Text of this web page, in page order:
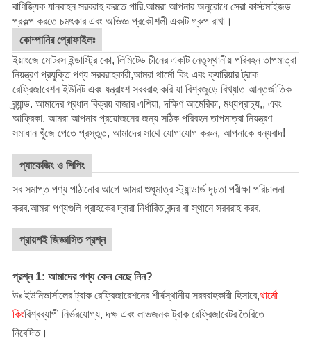
বাণিজ্যিক যানবাহন সরবরাহ করতে পারি.আমরা আপনার অনুরোধে সেরা কাস্টমাইজড
প্রকল্প করতে চমৎকার এবং অভিজ্ঞ প্রকৌশলী একটি গ্রুপ রাখা।
কোম্পানির প্রোফাইলঃ
ইয়াংজে মোটরস ইন্ডাস্ট্রি কো, লিমিটেড চীনের একটি নেতৃস্থানীয় পরিবহন তাপমাত্রা
নিয়ন্ত্রণ প্রযুক্তি পণ্য সরবরাহকারী,আমরা থার্মো কিং এবং ক্যারিয়ার ট্রাক
রেফ্রিজারেশন ইউনিট এবং যন্ত্রাংশ সরবরাহ করি যা বিশ্বজুড়ে বিখ্যাত আন্তর্জাতিক
ব্র্যান্ড. আমাদের প্রধান বিক্রয় বাজার এশিয়া, দক্ষিণ আমেরিকা, মধ্যপ্রাচ্য,, এবং
আফ্রিকা. আমরা আপনার প্রয়োজনের জন্য সঠিক পরিবহন তাপমাত্রা নিয়ন্ত্রণ
সমাধান খুঁজে পেতে প্রস্তুত, আমাদের সাথে যোগাযোগ করুন, আপনাকে ধন্যবাদ!
প্যাকেজিং ও শিপিং
সব সমাপ্ত পণ্য পাঠানোর আগে আমরা শুধুমাত্র স্ট্যান্ডার্ড দৃঢ়তা পরীক্ষা পরিচালনা
করব.আমরা পণ্যগুলি গ্রাহকের দ্বারা নির্ধারিত বন্দর বা স্থানে সরবরাহ করব.
প্রায়শই জিজ্ঞাসিত প্রশ্ন
প্রশ্ন 1: আমাদের পণ্য কেন বেছে নিন?
উঃ ইউনিভার্সালের ট্রাক রেফ্রিজারেশনের শীর্ষস্থানীয় সরবরাহকারী হিসাবে,থার্মো
কিংবিশ্বব্যাপী নির্ভরযোগ্য, দক্ষ এবং লাভজনক ট্রাক রেফ্রিজারেটর তৈরিতে
নিবেদিত।